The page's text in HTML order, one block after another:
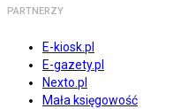
PARTNERZY
E-kiosk.pl
E-gazety.pl
Nexto.pl
Mała księgowość